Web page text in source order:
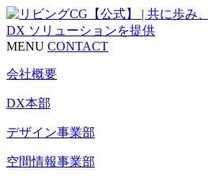
MENU CONTACT
会社概要
DX本部
デザイン事業部
空間情報事業部